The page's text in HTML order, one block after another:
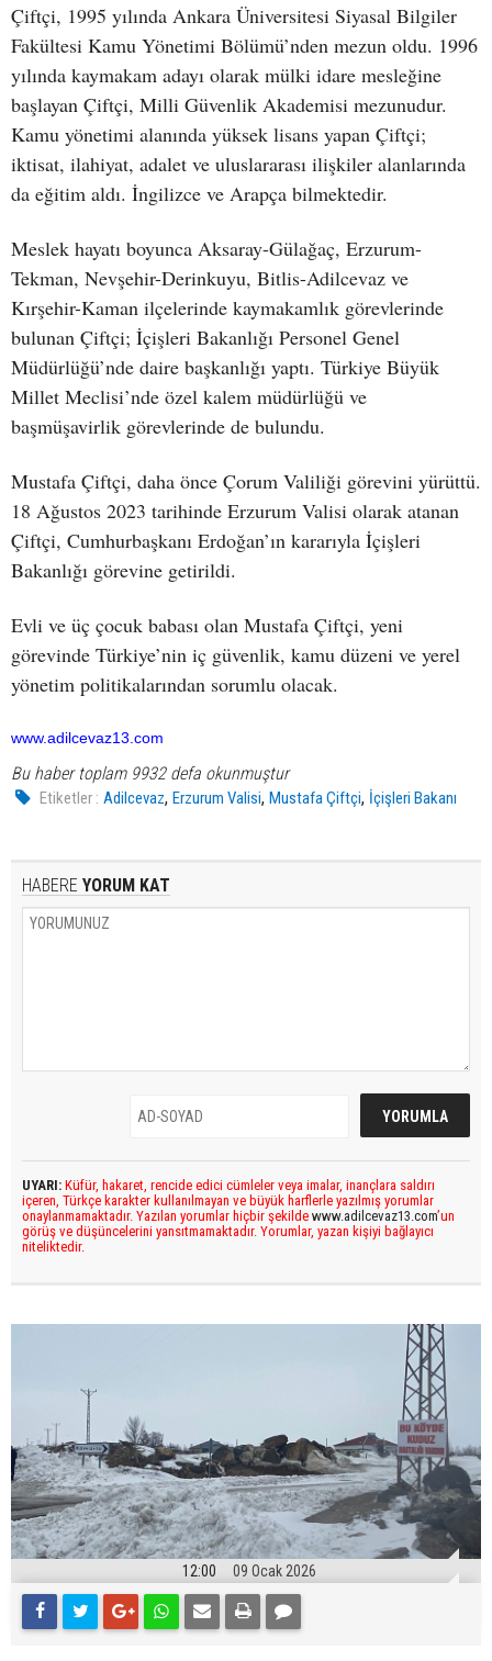
Çiftçi, 1995 yılında Ankara Üniversitesi Siyasal Bilgiler
Fakültesi Kamu Yönetimi Bölümü’nden mezun oldu. 1996
yılında kaymakam adayı olarak mülki idare mesleğine
başlayan Çiftçi, Milli Güvenlik Akademisi mezunudur.
Kamu yönetimi alanında yüksek lisans yapan Çiftçi;
iktisat, ilahiyat, adalet ve uluslararası ilişkiler alanlarında
da eğitim aldı. İngilizce ve Arapça bilmektedir.
Meslek hayatı boyunca Aksaray-Gülağaç, Erzurum-
Tekman, Nevşehir-Derinkuyu, Bitlis-Adilcevaz ve
Kırşehir-Kaman ilçelerinde kaymakamlık görevlerinde
bulunan Çiftçi; İçişleri Bakanlığı Personel Genel
Müdürlüğü’nde daire başkanlığı yaptı. Türkiye Büyük
Millet Meclisi’nde özel kalem müdürlüğü ve
başmüşavirlik görevlerinde de bulundu.
Mustafa Çiftçi, daha önce Çorum Valiliği görevini yürüttü.
18 Ağustos 2023 tarihinde Erzurum Valisi olarak atanan
Çiftçi, Cumhurbaşkanı Erdoğan’ın kararıyla İçişleri
Bakanlığı görevine getirildi.
Evli ve üç çocuk babası olan Mustafa Çiftçi, yeni
görevinde Türkiye’nin iç güvenlik, kamu düzeni ve yerel
yönetim politikalarından sorumlu olacak.
www.adilcevaz13.com
Bu haber toplam 9932 defa okunmuştur
Etiketler : Adilcevaz,Erzurum Valisi,Mustafa Çiftçi, İçişleri Bakanı
HABERE YORUM KAT
UYARI: Küfür, hakaret, rencide edici cümleler veya imalar, inançlara saldırı
içeren, Türkçe karakter kullanılmayan ve büyük harflerle yazılmış yorumlar
onaylanmamaktadır. Yazılan yorumlar hiçbir şekilde www.adilcevaz13.com’un
görüş ve düşüncelerini yansıtmamaktadır. Yorumlar, yazan kişiyi bağlayıcı
niteliktedir.
12:00 09 Ocak 2026